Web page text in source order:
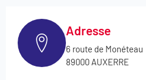
Adresse
6 route de Monéteau
89000 AUXERRE